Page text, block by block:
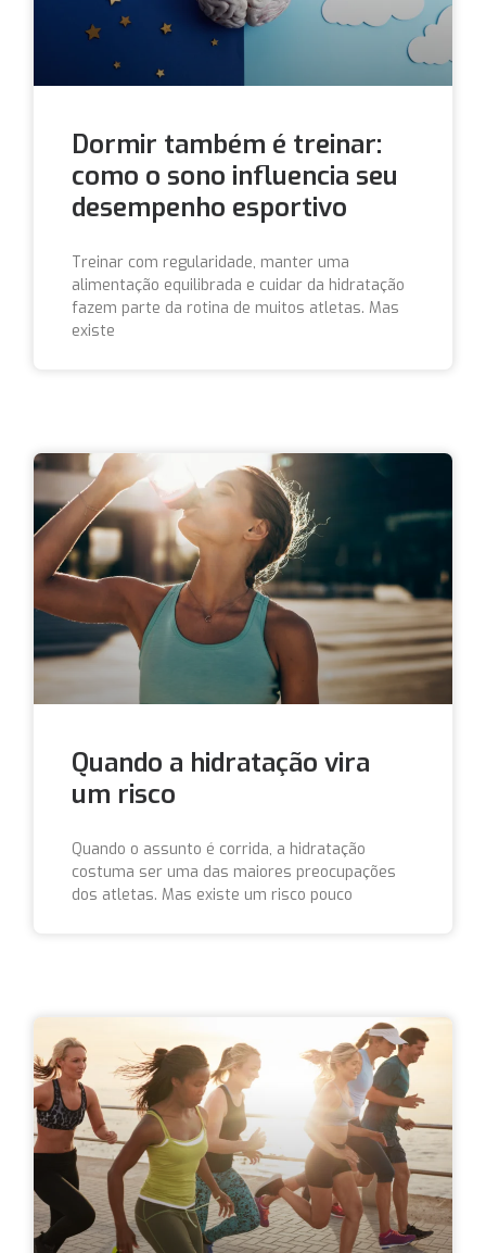
Dormir também é treinar:
como o sono influencia seu
desempenho esportivo
Treinar com regularidade, manter uma
alimentação equilibrada e cuidar da hidratação
fazem parte da rotina de muitos atletas. Mas
existe
Quando a hidratação vira
um risco
Quando o assunto é corrida, a hidratação
costuma ser uma das maiores preocupações
dos atletas. Mas existe um risco pouco